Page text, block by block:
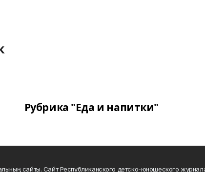
Рубрика "Еда и напитки"
сайты. Сайт Республиканского детско-юношеского